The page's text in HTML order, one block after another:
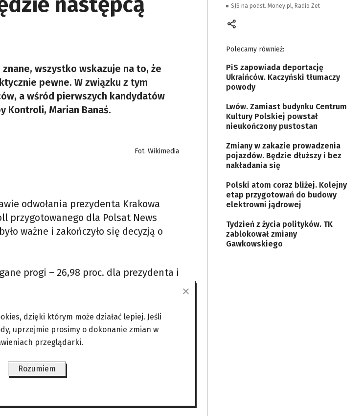
wszystko wskazuje na to, że
pewne. W związku z tym
a wśród pierwszych kandydatów
Kontroli, Marian Banaś.
Fot. Wikimedia
odwołania prezydenta Krakowa
przygotowanego dla Polsat News
ważne i zakończyło się decyzją o
progi – 26,98 proc. dla prezydenta i
się za odwołaniem władz:
miasta.
jednak już teraz rozpoczęły się
wystawić Bartosza
Aleksandra Miszalskiego z
SJS na podst. Money.pl, Radio Zet
Polecamy również:
PiS zapowiada deportację
Ukraińców. Kaczyński tłumaczy
powody
Lwów. Zamiast budynku Centrum
Kultury Polskiej powstał
nieukończony pustostan
Zmiany w zakazie prowadzenia
pojazdów. Będzie dłuższy i bez
nakładania się
Polski atom coraz bliżej. Kolejny
etap przygotowań do budowy
elektrowni jądrowej
Tydzień z życia polityków. TK
zablokował zmiany
Gawkowskiego
dzięki którym może działać lepiej. Jeśli
uprzejmie prosimy o dokonanie zmian w
przeglądarki.
Rozumiem